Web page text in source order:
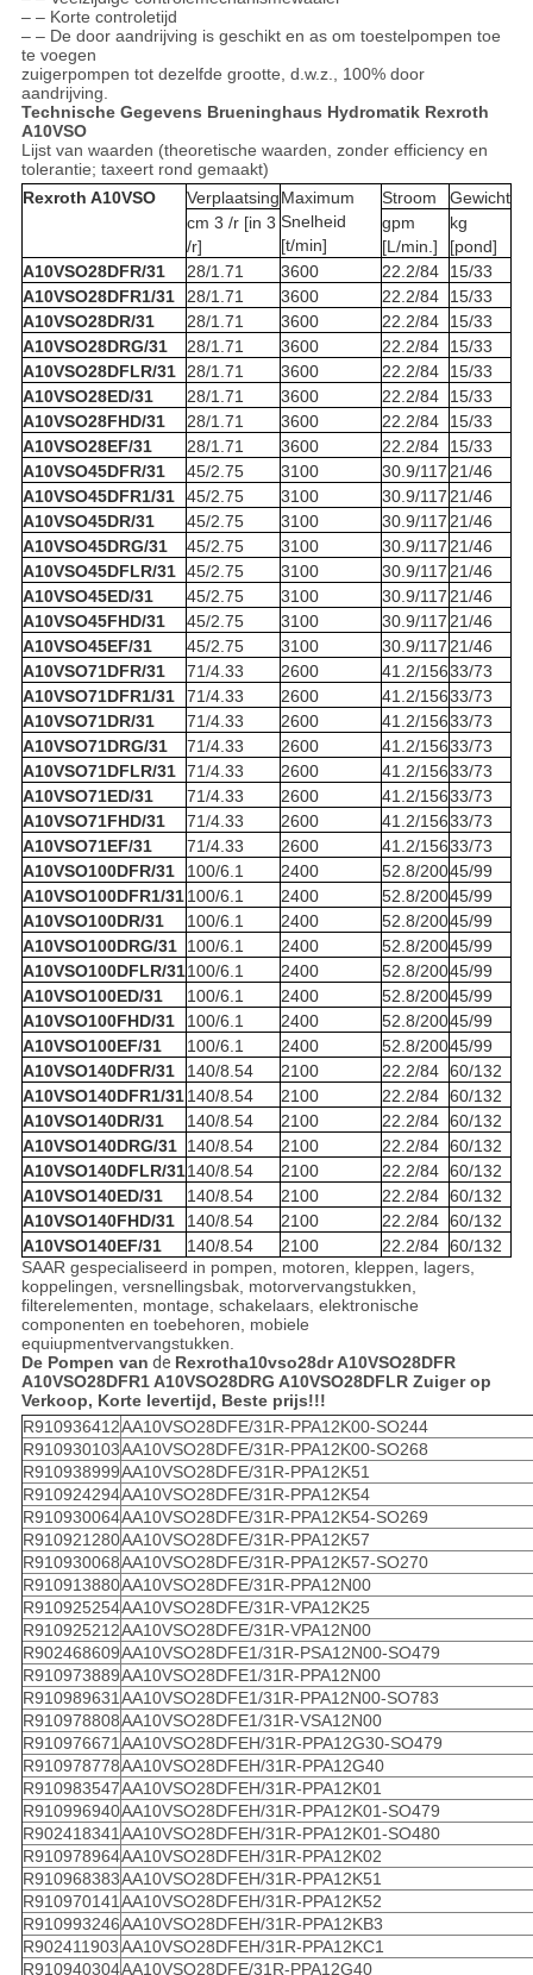
– – Korte controletijd
– – De door aandrijving is geschikt en as om toestelpompen toe
te voegen
zuigerpompen tot dezelfde grootte, d.w.z., 100% door
aandrijving.
Technische Gegevens Brueninghaus Hydromatik Rexroth
A10VSO
Lijst van waarden (theoretische waarden, zonder efficiency en
tolerantie; taxeert rond gemaakt)
Rexroth A10VSO
VerplaatsingMaximum
Snelheid
[t/min]
Stroom
Gewicht
cm 3 /r [in 3
/r]
gpm
[L/min.]
kg
[pond]
A10VSO28DFR/31
28/1.71 3600 22.2/84
15/33
A10VSO28DFR1/31
28/1.71 3600 22.2/84
15/33
A10VSO28DR/31
28/1.71 3600 22.2/84
15/33
A10VSO28DRG/31
28/1.71 3600 22.2/84
15/33
A10VSO28DFLR/31 28/1.71 3600 22.2/84
15/33
A10VSO28ED/31
28/1.71 3600 22.2/84
15/33
A10VSO28FHD/31
28/1.71 3600 22.2/84
15/33
A10VSO28EF/31
28/1.71 3600 22.2/84
15/33
A10VSO45DFR/31
45/2.75 3100 30.9/11721/46
A10VSO45DFR1/31
45/2.75 3100 30.9/11721/46
A10VSO45DR/31
45/2.75 3100 30.9/11721/46
A10VSO45DRG/31
45/2.75 3100 30.9/11721/46
A10VSO45DFLR/31 45/2.75 3100 30.9/11721/46
A10VSO45ED/31
45/2.75 3100 30.9/11721/46
A10VSO45FHD/31
45/2.75 3100 30.9/11721/46
A10VSO45EF/31
45/2.75 3100 30.9/11721/46
A10VSO71DFR/31
71/4.33 2600 41.2/15633/73
A10VSO71DFR1/31
71/4.33 2600 41.2/15633/73
A10VSO71DR/31
71/4.33 2600 41.2/15633/73
A10VSO71DRG/31
71/4.33 2600 41.2/15633/73
A10VSO71DFLR/31 71/4.33 2600 41.2/15633/73
A10VSO71ED/31
71/4.33 2600 41.2/15633/73
A10VSO71FHD/31
71/4.33 2600 41.2/15633/73
A10VSO71EF/31
71/4.33 2600 41.2/15633/73
A10VSO100DFR/31
100/6.1 2400 52.8/20045/99
A10VSO100DFR1/31100/6.1 2400 52.8/20045/99
A10VSO100DR/31
100/6.1 2400 52.8/20045/99
A10VSO100DRG/31 100/6.1 2400 52.8/20045/99
A10VSO100DFLR/31100/6.1 2400 52.8/20045/99
A10VSO100ED/31
100/6.1 2400 52.8/20045/99
A10VSO100FHD/31
100/6.1 2400 52.8/20045/99
A10VSO100EF/31
100/6.1 2400 52.8/20045/99
A10VSO140DFR/31
140/8.54 2100 22.2/84 60/132
A10VSO140DFR1/31140/8.54 2100 22.2/84 60/132
A10VSO140DR/31
140/8.54 2100 22.2/84 60/132
A10VSO140DRG/31 140/8.54 2100 22.2/84 60/132
A10VSO140DFLR/31140/8.54 2100 22.2/84 60/132
A10VSO140ED/31
140/8.54 2100 22.2/84 60/132
A10VSO140FHD/31
140/8.54 2100 22.2/84 60/132
A10VSO140EF/31
140/8.54 2100 22.2/84 60/132
SAAR gespecialiseerd in pompen, motoren, kleppen, lagers,
koppelingen, versnellingsbak, motorvervangstukken,
filterelementen, montage, schakelaars, elektronische
componenten en toebehoren, mobiele
equiupmentvervangstukken.
De Pompen van de Rexrotha10vso28dr A10VSO28DFR
A10VSO28DFR1 A10VSO28DRG A10VSO28DFLR Zuiger op
Verkoop, Korte levertijd, Beste prijs!!!
R910936412AA10VSO28DFE/31R-PPA12K00-SO244
R910930103AA10VSO28DFE/31R-PPA12K00-SO268
R910938999AA10VSO28DFE/31R-PPA12K51
R910924294AA10VSO28DFE/31R-PPA12K54
R910930064AA10VSO28DFE/31R-PPA12K54-SO269
R910921280AA10VSO28DFE/31R-PPA12K57
R910930068AA10VSO28DFE/31R-PPA12K57-SO270
R910913880AA10VSO28DFE/31R-PPA12N00
R910925254AA10VSO28DFE/31R-VPA12K25
R910925212AA10VSO28DFE/31R-VPA12N00
R902468609AA10VSO28DFE1/31R-PSA12N00-SO479
R910973889AA10VSO28DFE1/31R-PPA12N00
R910989631AA10VSO28DFE1/31R-PPA12N00-SO783
R910978808AA10VSO28DFE1/31R-VSA12N00
R910976671AA10VSO28DFEH/31R-PPA12G30-SO479
R910978778AA10VSO28DFEH/31R-PPA12G40
R910983547AA10VSO28DFEH/31R-PPA12K01
R910996940AA10VSO28DFEH/31R-PPA12K01-SO479
R902418341AA10VSO28DFEH/31R-PPA12K01-SO480
R910978964AA10VSO28DFEH/31R-PPA12K02
R910968383AA10VSO28DFEH/31R-PPA12K51
R910970141AA10VSO28DFEH/31R-PPA12K52
R910993246AA10VSO28DFEH/31R-PPA12KB3
R902411903AA10VSO28DFEH/31R-PPA12KC1
R910940304AA10VSO28DFE/31R-PPA12G40